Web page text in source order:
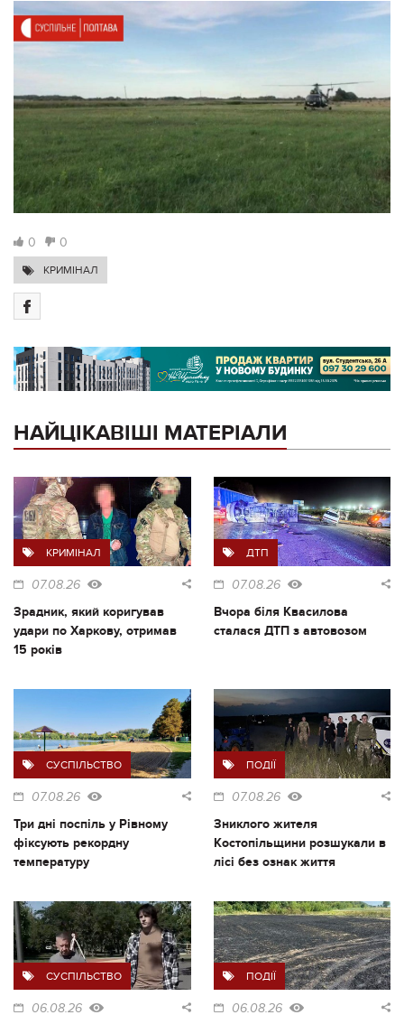
0 0
КРИМІНАЛ
НАЙЦІКАВІШІ МАТЕРІАЛИ
КРИМІНАЛ
07.08.26
Зрадник, який коригував
удари по Харкову, отримав
15 років
ДТП
07.08.26
Вчора біля Квасилова
сталася ДТП з автовозом
СУСПІЛЬСТВО
07.08.26
Три дні поспіль у Рівному
фіксують рекордну
температуру
ПОДІЇ
07.08.26
Зниклого жителя
Костопільщини розшукали в
лісі без ознак життя
СУСПІЛЬСТВО
06.08.26
ПОДІЇ
06.08.26